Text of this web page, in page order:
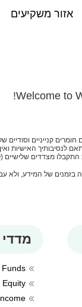
אזור משקיעים
Welcome to
קנייניים וסודיים
האישיות
התקבלו מצדדים
של המידע, ולא
מדדי TGI
Funds
Equity